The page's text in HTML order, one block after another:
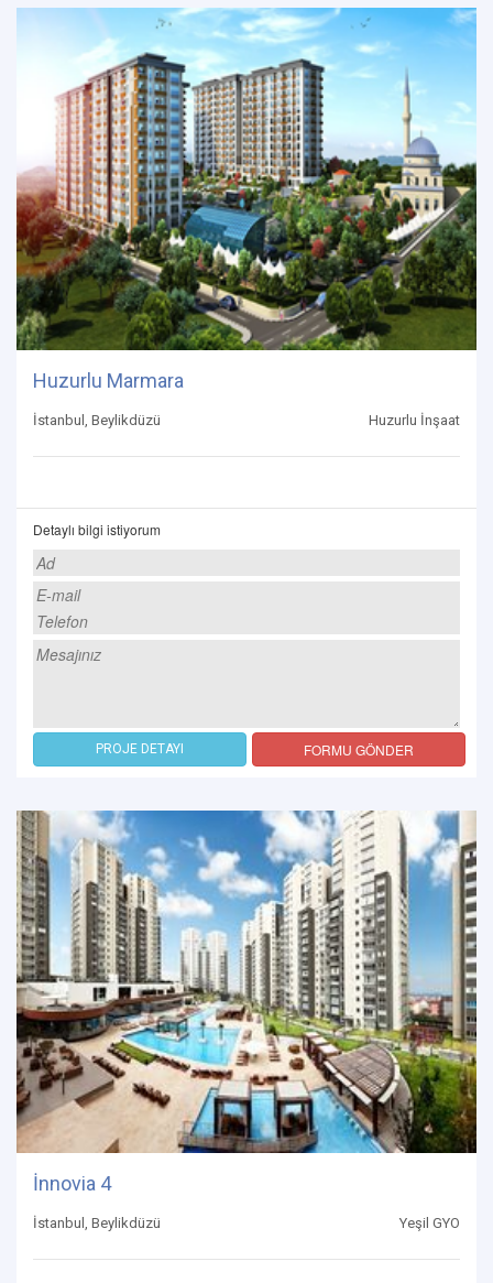
Huzurlu Marmara
İstanbul, Beylikdüzü Huzurlu İnşaat
Detaylı bilgi istiyorum
PROJE DETAYI FORMU GÖNDER
İnnovia 4
İstanbul, Beylikdüzü Yeşil GYO